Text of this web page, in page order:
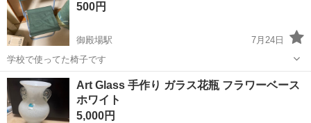
500円
御殿場駅
7月24日
学校で使ってた椅子です
静岡 御殿場市 御殿場駅 その他
Art Glass 手作り ガラス花瓶 フラワーベース
ホワイト
5,000円